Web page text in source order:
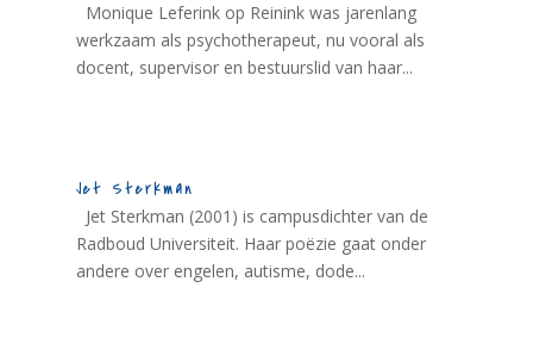
Monique Leferink op Reinink was jarenlang
werkzaam als psychotherapeut, nu vooral als
docent, supervisor en bestuurslid van haar...
Jet Sterkman
Jet Sterkman (2001) is campusdichter van de
Radboud Universiteit. Haar poëzie gaat onder
andere over engelen, autisme, dode...